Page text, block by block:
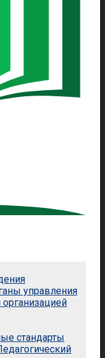
управления
стандарты